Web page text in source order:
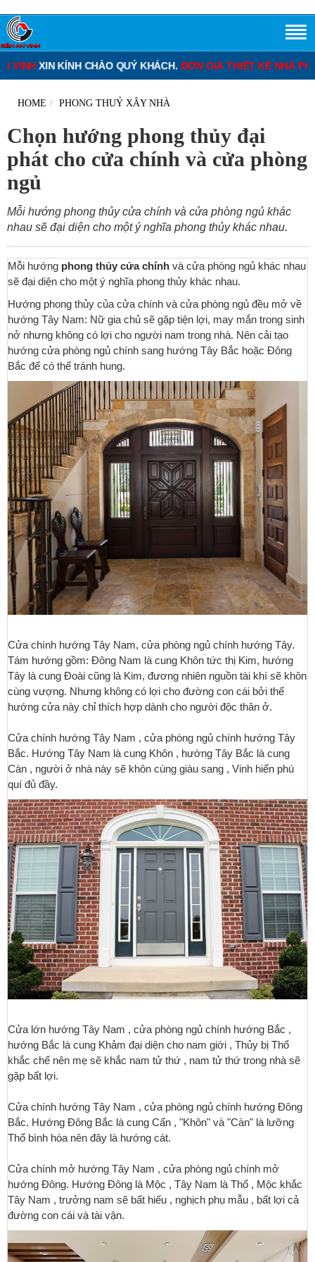
KÍNH CHÀO QUÝ KHÁCH.ĐƠN GIÁ THIẾT KẾ NHÀ PHỐ:
HOME PHONG THUỶ XÂY NHÀ
Chọn hướng phong thủy đại
phát cho cửa chính và cửa phòng
ngủ
Mỗi hướng phong thủy cửa chính và cửa phòng ngủ khác
nhau sẽ đại diện cho một ý nghĩa phong thủy khác nhau.
Mỗi hướng phong thủy cửa chính và cửa phòng ngủ khác nhau
sẽ đại diện cho một ý nghĩa phong thủy khác nhau.
Hướng phong thủy của cửa chính và cửa phòng ngủ đều mở về
hướng Tây Nam: Nữ gia chủ sẽ gặp tiện lợi, may mắn trong sinh
nở nhưng không có lợi cho người nam trong nhà. Nên cải tạo
hướng cửa phòng ngủ chính sang hướng Tây Bắc hoặc Đông
Bắc để có thể tránh hung.
Cửa chính hướng Tây Nam, cửa phòng ngủ chính hướng Tây.
Tám hướng gồm: Đông Nam là cung Khôn tức thị Kim, hướng
Tây là cung Đoài cũng là Kim, đương nhiên nguồn tài khí sẽ khôn
cùng vượng. Nhưng không có lợi cho đường con cái bởi thế
hướng cửa này chỉ thích hợp dành cho người độc thân ở.
Cửa chính hướng Tây Nam , cửa phòng ngủ chính hướng Tây
Bắc. Hướng Tây Nam là cung Khôn , hướng Tây Bắc là cung
Càn , người ở nhà này sẽ khôn cùng giàu sang , Vinh hiển phú
quí đủ đầy.
Cửa lớn hướng Tây Nam , cửa phòng ngủ chính hướng Bắc ,
hướng Bắc là cung Khảm đại diện cho nam giới , Thủy bị Thổ
khắc chế nên mẹ sẽ khắc nam tử thứ , nam tử thứ trong nhà sẽ
gặp bất lợi.
Cửa chính hướng Tây Nam , cửa phòng ngủ chính hướng Đông
Bắc. Hướng Đông Bắc là cung Cấn , "Khôn" và "Càn" là lưỡng
Thổ bình hòa nên đây là hướng cát.
Cửa chính mở hướng Tây Nam , cửa phòng ngủ chính mở
hướng Đông. Hướng Đông là Mộc , Tây Nam là Thổ , Mộc khắc
Tây Nam , trưởng nam sẽ bất hiếu , nghịch phụ mẫu , bất lợi cả
đường con cái và tài vận.